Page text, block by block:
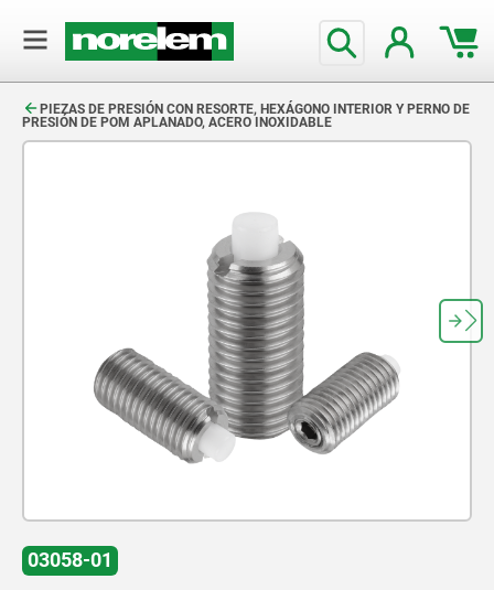
PIEZAS DE PRESIÓN CON RESORTE, HEXÁGONO INTERIOR Y PERNO DE
PRESIÓN DE POM APLANADO, ACERO INOXIDABLE
03058-01